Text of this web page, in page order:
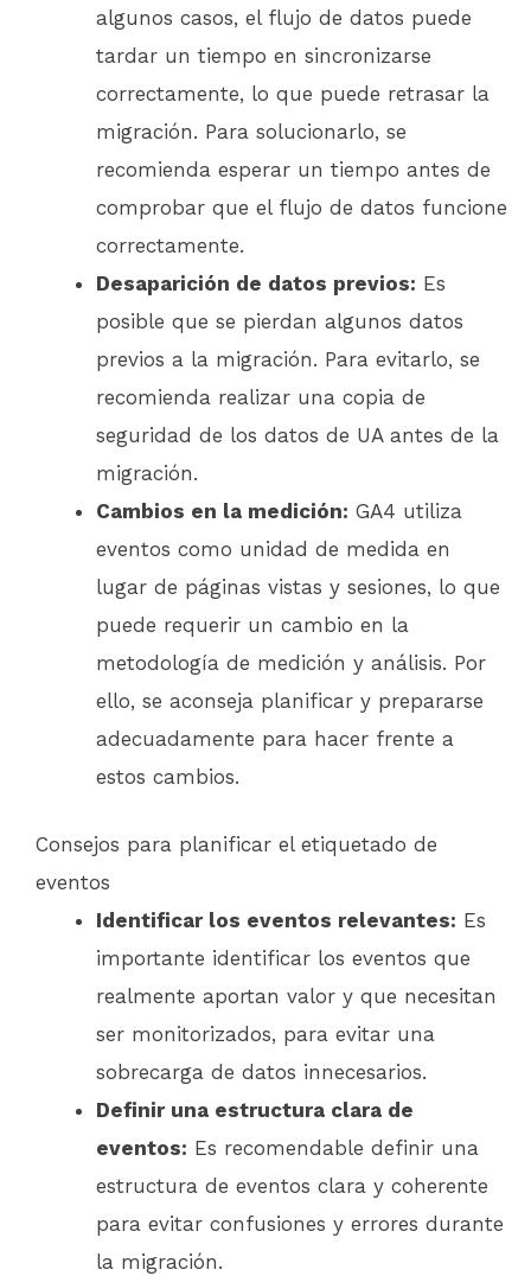
algunos casos, el flujo de datos puede
tardar un tiempo en sincronizarse
correctamente, lo que puede retrasar la
migración. Para solucionarlo, se
recomienda esperar un tiempo antes de
comprobar que el flujo de datos funcione
correctamente.
Desaparición de datos previos: Es
posible que se pierdan algunos datos
previos a la migración. Para evitarlo, se
recomienda realizar una copia de
seguridad de los datos de UA antes de la
migración.
Cambios en la medición: GA4 utiliza
eventos como unidad de medida en
lugar de páginas vistas y sesiones, lo que
puede requerir un cambio en la
metodología de medición y análisis. Por
ello, se aconseja planificar y prepararse
adecuadamente para hacer frente a
estos cambios.
Consejos para planificar el etiquetado de
eventos
Identificar los eventos relevantes: Es
importante identificar los eventos que
realmente aportan valor y que necesitan
ser monitorizados, para evitar una
sobrecarga de datos innecesarios.
Definir una estructura clara de
eventos: Es recomendable definir una
estructura de eventos clara y coherente
para evitar confusiones y errores durante
la migración.